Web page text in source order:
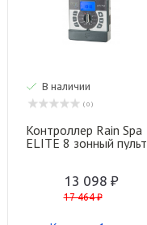
В наличии
( 0 )
Контроллер Rain Spa
ELITE 8 зонный пульт
13 098 ₽
17 464 ₽